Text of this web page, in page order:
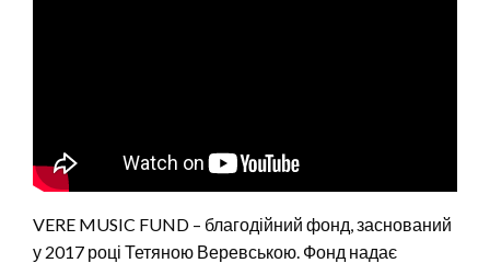
VERE MUSIC FUND – благодійний фонд, заснований
у 2017 році Тетяною Веревською. Фонд надає